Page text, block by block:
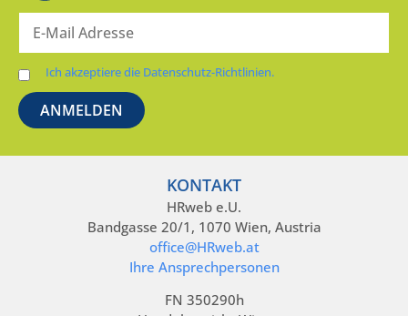
Ich akzeptiere die Datenschutz-Richtlinien.
KONTAKT
HRweb e.U.
Bandgasse 20/1, 1070 Wien, Austria
office@HRweb.at
Ihre Ansprechpersonen
FN 350290h